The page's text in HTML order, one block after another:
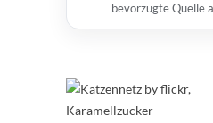
bevorzugte Quelle